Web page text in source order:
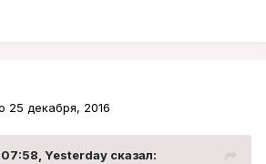
25 декабря, 2016
Yesterday сказал: